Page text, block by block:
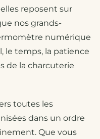
reposent sur
nos grands-
numérique
le temps, la patience
de la charcuterie
toutes les
dans un ordre
Que vous